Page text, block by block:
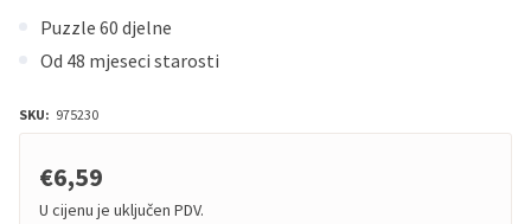
Puzzle 60 djelne
Od 48 mjeseci starosti
SKU: 975230
€6,59
U cijenu je uključen PDV.